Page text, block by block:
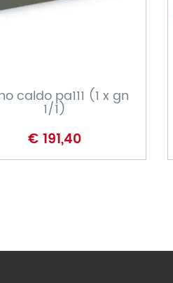
caldo pa111 (1 x gn
1/1)
€ 191,40